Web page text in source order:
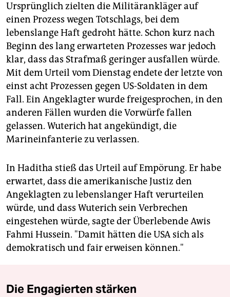
Ursprünglich zielten die Militärankläger auf
einen Prozess wegen Totschlags, bei dem
lebenslange Haft gedroht hätte. Schon kurz nach
Beginn des lang erwarteten Prozesses war jedoch
klar, dass das Strafmaß geringer ausfallen würde.
Mit dem Urteil vom Dienstag endete der letzte von
einst acht Prozessen gegen US-Soldaten in dem
Fall. Ein Angeklagter wurde freigesprochen, in den
anderen Fällen wurden die Vorwürfe fallen
gelassen. Wuterich hat angekündigt, die
Marineinfanterie zu verlassen.
In Haditha stieß das Urteil auf Empörung. Er habe
erwartet, dass die amerikanische Justiz den
Angeklagten zu lebenslanger Haft verurteilen
würde, und dass Wuterich sein Verbrechen
eingestehen würde, sagte der Überlebende Awis
Fahmi Hussein. "Damit hätten die USA sich als
demokratisch und fair erweisen können."
Die Engagierten stärken